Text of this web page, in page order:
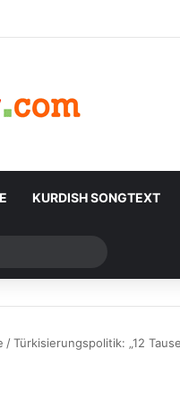
KURDISH SONGTEXT
nach
/Türkisierungspolitik: „12